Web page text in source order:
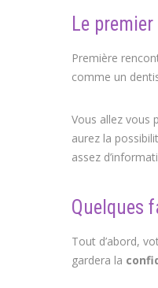
Le
Première
comme un
Vous allez vous
aurez la
assez
Quelques
Tout d’abord,
gardera la